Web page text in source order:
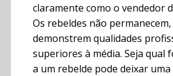
claramente como o vendedor
Os rebeldes não
demonstrem qualidades
superiores à média. Seja qual
a um rebelde pode deixar